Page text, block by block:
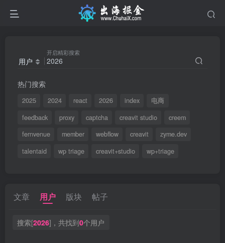
用户
开启精彩搜索
热门搜索
2025 2024 react 2026 index
电商
feedback
proxy captcha creavit studio
creem
fernvenue
member webflow creavit
zyme.dev
talentaid
wp triage creavit+studio wp+triage
文章 用户 版块 帖子
搜索[2026]，共找到0个用户